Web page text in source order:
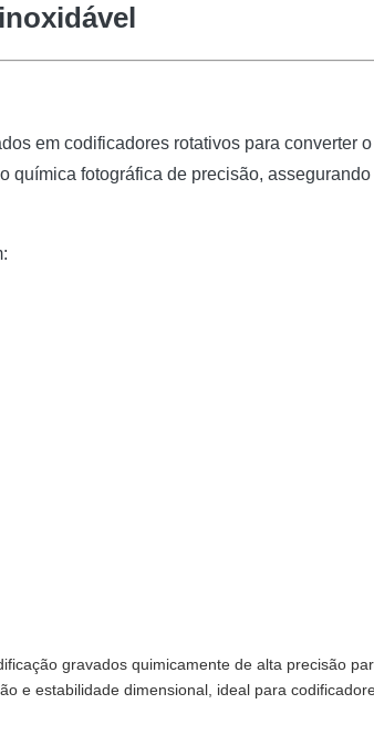
em codificadores rotativos para converter
fotográfica de precisão,
gravados quimicamente de alta precisão
e estabilidade dimensional, ideal para